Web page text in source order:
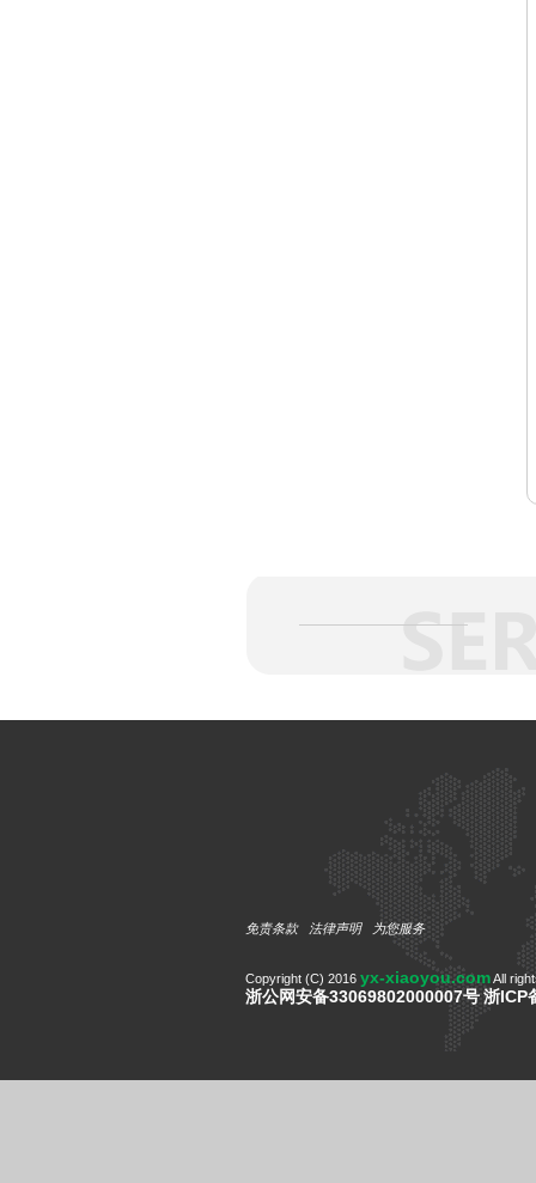
免责条款 法律声明 为您服务
Copyright (C) 2016 yx-xiaoyou.comAll
浙公网安备33069802000007号浙ICP